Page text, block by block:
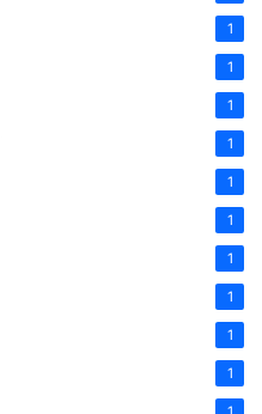
1
1
1
1
1
1
1
1
1
1